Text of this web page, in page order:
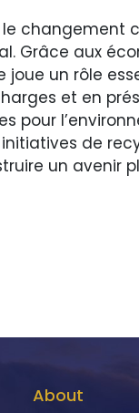
Grâce aux
un rôle
et en
de
un avenir
About